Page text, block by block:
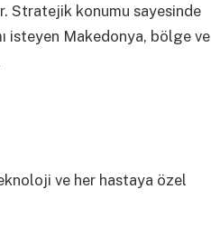
Stratejik konumu sayesinde
isteyen Makedonya, bölge ve
ve her hastaya özel